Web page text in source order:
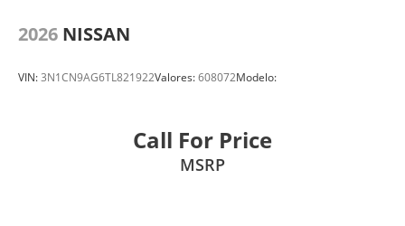
2026 NISSAN
VIN:3N1CN9AG6TL821922Valores:608072Modelo:
Call For Price
MSRP